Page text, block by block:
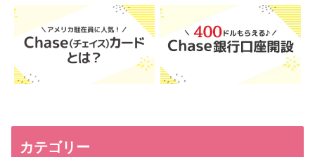
カテゴリー